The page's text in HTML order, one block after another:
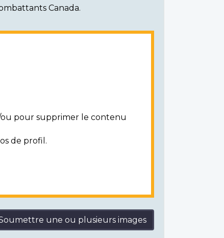
Canada.
pour supprimer le contenu
de profil.
une ou plusieurs images